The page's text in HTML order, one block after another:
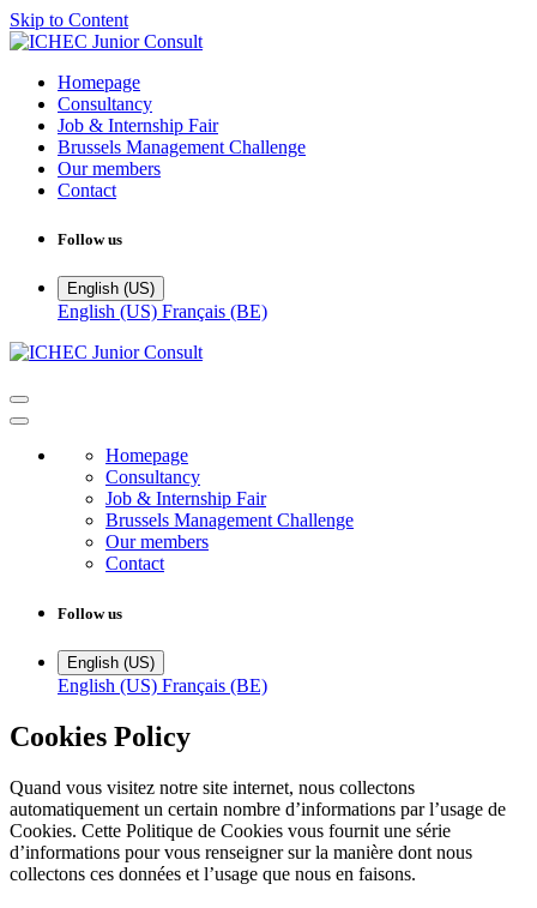
Skip to Content
Homepage
Consultancy
Job & Internship Fair
Brussels Management Challenge
Our members
Contact
Follow us
English (US)
English (US) Français (BE)
Homepage
Consultancy
Job & Internship Fair
Brussels Management Challenge
Our members
Contact
Follow us
English (US)
English (US) Français (BE)
Cookies Policy
Quand vous visitez notre site internet, nous collectons
automatiquement un certain nombre d’informations par l’usage de
Cookies. Cette Politique de Cookies vous fournit une série
d’informations pour vous renseigner sur la manière dont nous
collectons ces données et l’usage que nous en faisons.